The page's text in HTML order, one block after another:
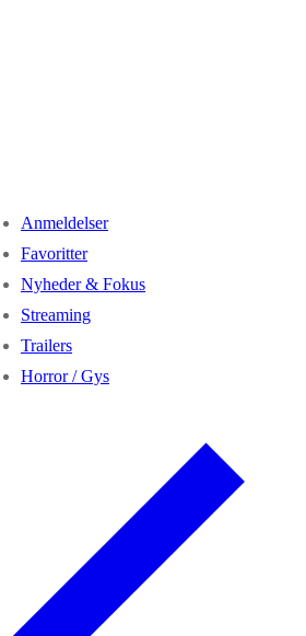
Anmeldelser
Favoritter
Nyheder & Fokus
Streaming
Trailers
Horror / Gys